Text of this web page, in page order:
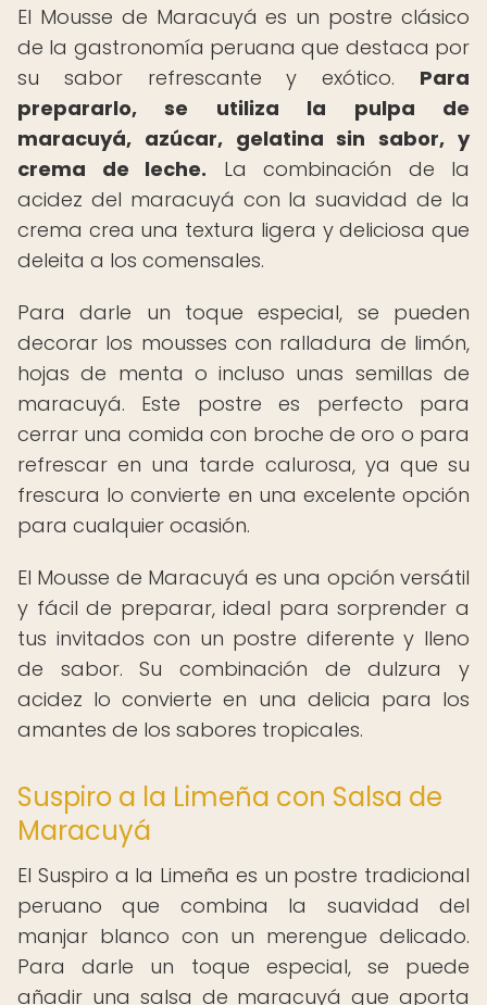
El Mousse de Maracuyá es un postre clásico
de la gastronomía peruana que destaca por
su sabor refrescante y exótico. Para
prepararlo, se utiliza la pulpa de
maracuyá, azúcar, gelatina sin sabor, y
crema de leche. La combinación de la
acidez del maracuyá con la suavidad de la
crema crea una textura ligera y deliciosa que
deleita a los comensales.
Para darle un toque especial, se pueden
decorar los mousses con ralladura de limón,
hojas de menta o incluso unas semillas de
maracuyá. Este postre es perfecto para
cerrar una comida con broche de oro o para
refrescar en una tarde calurosa, ya que su
frescura lo convierte en una excelente opción
para cualquier ocasión.
El Mousse de Maracuyá es una opción versátil
y fácil de preparar, ideal para sorprender a
tus invitados con un postre diferente y lleno
de sabor. Su combinación de dulzura y
acidez lo convierte en una delicia para los
amantes de los sabores tropicales.
Suspiro a la Limeña con Salsa de
Maracuyá
El Suspiro a la Limeña es un postre tradicional
peruano que combina la suavidad del
manjar blanco con un merengue delicado.
Para darle un toque especial, se puede
añadir una salsa de maracuyá que aporta